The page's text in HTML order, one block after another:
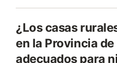
¿Los casas
en la Provincia
adecuados para